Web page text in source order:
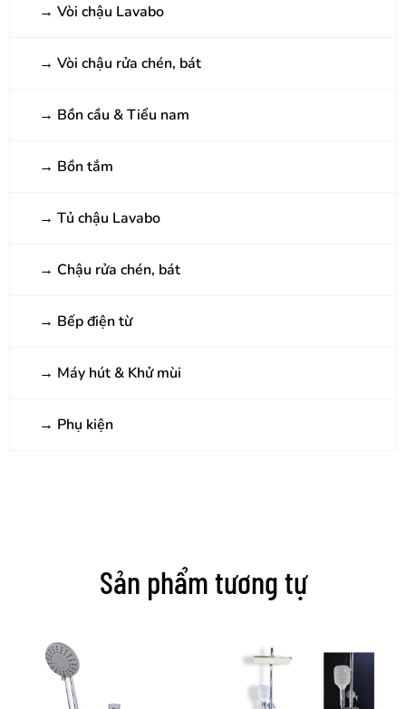
→ Vòi chậu Lavabo
→ Vòi chậu rửa chén, bát
→ Bồn cầu & Tiểu nam
→ Bồn tắm
→ Tủ chậu Lavabo
→ Chậu rửa chén, bát
→ Bếp điện từ
→ Máy hút & Khử mùi
→ Phụ kiện
Sản phẩm tương tự